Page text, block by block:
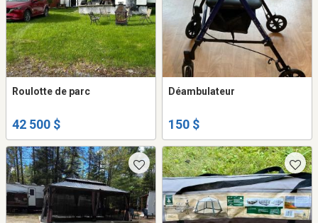
Roulotte de parc
42 500 $
Déambulateur
150 $